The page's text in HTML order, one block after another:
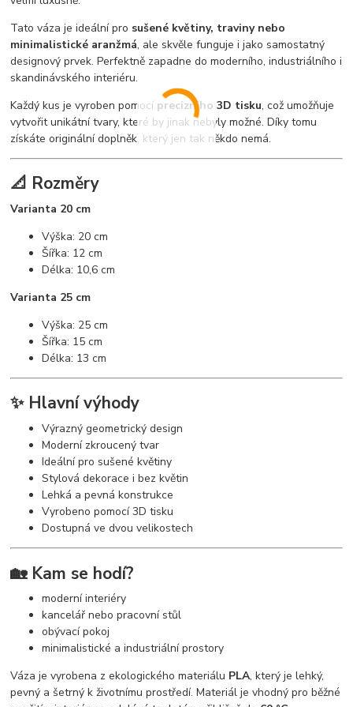
Tato váza je ideální pro sušené květiny, traviny nebo
minimalistické aranžmá, ale skvěle funguje i jako samostatný
designový prvek. Perfektně zapadne do moderního, industriálního i
skandinávského interiéru.
Každý kus je vyroben pomocí precizního 3D tisku, což umožňuje
vytvořit unikátní tvary, které by jinak nebyly možné. Díky tomu
získáte originální doplněk, který jen tak někdo nemá.
📐 Rozměry
Varianta 20 cm
Výška: 20 cm
Šířka: 12 cm
Délka: 10,6 cm
Varianta 25 cm
Výška: 25 cm
Šířka: 15 cm
Délka: 13 cm
✨ Hlavní výhody
Výrazný geometrický design
Moderní zkroucený tvar
Ideální pro sušené květiny
Stylová dekorace i bez květin
Lehká a pevná konstrukce
Vyrobeno pomocí 3D tisku
Dostupná ve dvou velikostech
🏡 Kam se hodí?
moderní interiéry
kancelář nebo pracovní stůl
obývací pokoj
minimalistické a industriální prostory
Váza je vyrobena z ekologického materiálu PLA, který je lehký,
pevný a šetrný k životnímu prostředí. Materiál je vhodný pro běžné